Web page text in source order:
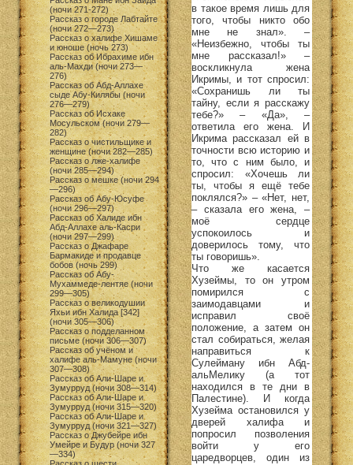
(ночи 271-272)
Рассказ о городе Лабтайте
(ночи 272—273)
Рассказ о халифе Хишаме
и юноше (ночь 273)
Рассказ об Ибрахиме ибн
аль-Махди (ночи 273—
276)
Рассказ об Абд-Аллахе
сыде Абу-Килябы (ночи
276—279)
Рассказ об Исхаке
Мосульском (ночи 279—
282)
Рассказ о чистильщике и
женщине (ночи 282—285)
Рассказ о лже-халифе
(ночи 285—294)
Рассказ о мешке (ночи 294
—296)
Рассказ об Абу-Юсуфе
(ночи 296—297)
Рассказ об Халиде ибн
Абд-Аллахе аль-Касри
(ночи 297—299)
Рассказ о Джафаре
Бармакиде и продавце
бобов (ночь 299)
Рассказ об Абу-
Мухаммеде-лентяе (ночи
299—305)
Рассказ о великодушии
Яхьи ибн Халида [342]
(ночи 305—306)
Рассказ о подделанном
письме (ночи 306—307)
Рассказ об учёном и
халифе аль-Мамуне (ночи
307—308)
Рассказ об Али-Шаре и
Зумурруд (ночи 308—314)
Рассказ об Али-Шаре и
Зумурруд (ночи 315—320)
Рассказ об Али-Шаре и
Зумурруд (ночи 321—327)
Рассказ о Джубейре ибн
Умейре и Будур (ночи 327
—334)
в такое время лишь для
того, чтобы никто обо
мне не знал». –
«Неизбежно, чтобы ты
мне рассказал!» –
воскликнула жена
Икримы, и тот спросил:
«Сохранишь ли ты
тайну, если я расскажу
тебе?» – «Да», –
ответила его жена. И
Икрима рассказал ей в
точности всю историю и
то, что с ним было, и
спросил: «Хочешь ли
ты, чтобы я ещё тебе
поклялся?» – «Нет, нет,
– сказала его жена, –
моё сердце
успокоилось и
доверилось тому, что
ты говоришь».
Что же касается
Хузеймы, то он утром
помирился с
заимодавцами и
исправил своё
положение, а затем он
стал собираться, желая
направиться к
Сулейману ибн Абд-
альМелику (а тот
находился в те дни в
Палестине). И когда
Хузейма остановился у
дверей халифа и
попросил позволения
войти у его
царедворцев, один из